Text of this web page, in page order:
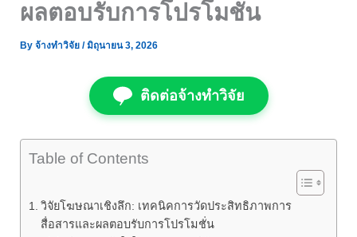
ผลตอบรับการโปรโมชั่น
By จ้างทำวิจัย /มิถุนายน 3, 2026
ติดต่อจ้างทำวิจัย
Table of Contents
วิจัยโฆษณาเชิงลึก: เทคนิคการวัดประสิทธิภาพการ
สื่อสารและผลตอบรับการโปรโมชั่น